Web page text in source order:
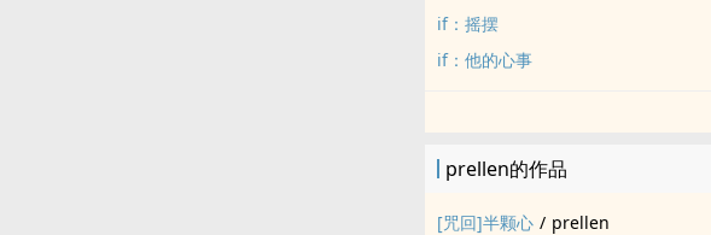
if：摇摆
if：他的心事
prellen的作品
[咒回]半颗心 / prellen